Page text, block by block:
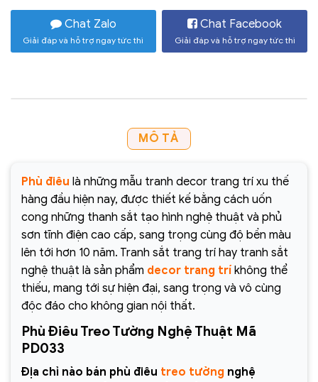
Chat Zalo
Giải đáp và hỗ trợ ngay tức thì
Chat Facebook
Giải đáp và hỗ trợ ngay tức thì
MÔ TẢ
Phù điêu là những mẫu tranh decor trang trí xu thế
hàng đầu hiện nay, được thiết kế bằng cách uốn
cong những thanh sắt tạo hình nghệ thuật và phủ
sơn tĩnh điện cao cấp, sang trọng cùng độ bền màu
lên tới hơn 10 năm. Tranh sắt trang trí hay tranh sắt
nghệ thuật là sản phẩm decor trang trí không thể
thiếu, mang tới sự hiện đại, sang trọng và vô cùng
độc đáo cho không gian nội thất.
Phù Điêu Treo Tường Nghệ Thuật Mã
PD033
Địa chỉ nào bán phù điêu treo tường nghệ